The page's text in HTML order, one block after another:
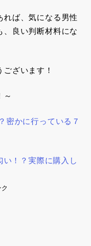
れば、気になる男性
良い判断材料にな
ざいます！
～
密かに行っている７
！？実際に購入し